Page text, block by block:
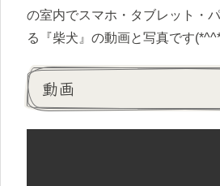
の室内でスマホ・タブレット・
る『柴犬』の動画と写真です
動画